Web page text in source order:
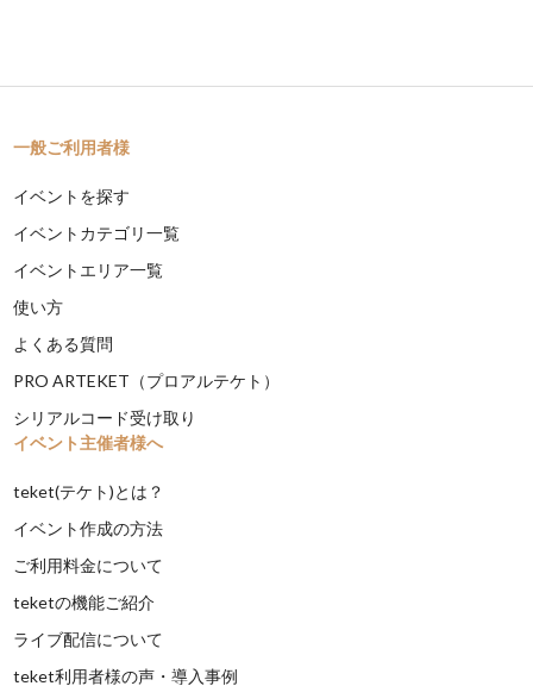
一般ご利用者様
イベントを探す
イベントカテゴリ一覧
イベントエリア一覧
使い方
よくある質問
PRO ARTEKET（プロアルテケト）
シリアルコード受け取り
イベント主催者様へ
teket(テケト)とは？
イベント作成の方法
ご利用料金について
teketの機能ご紹介
ライブ配信について
teket利用者様の声・導入事例